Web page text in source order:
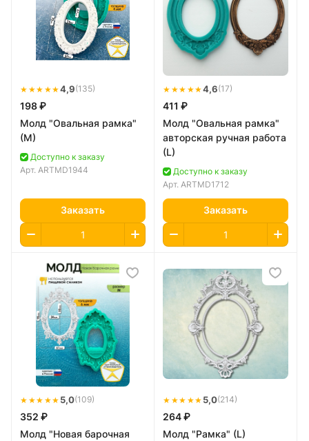
★★★★★4,9(135)
198 ₽
Молд "Овальная рамка"
(M)
Доступно к заказу
Арт. ARTMD1944
Заказать
★★★★★4,6(17)
411 ₽
Молд "Овальная рамка"
авторская ручная работа
(L)
Доступно к заказу
Арт. ARTMD1712
Заказать
★★★★★ 5,0(109)
352 ₽
Молд "Новая барочная
★★★★★ 5,0(214)
264 ₽
Молд "Рамка" (L)